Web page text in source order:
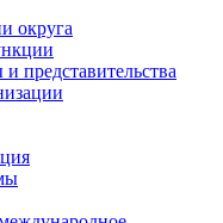
округа
представительства